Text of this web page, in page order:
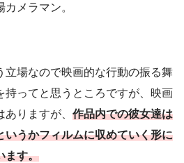
メラマン。
立場なので映画的な行動の振る舞
持ってと思うところですが、映画
りますが、 作品内での彼女達は
いうかフィルムに収めていく形に
ます。